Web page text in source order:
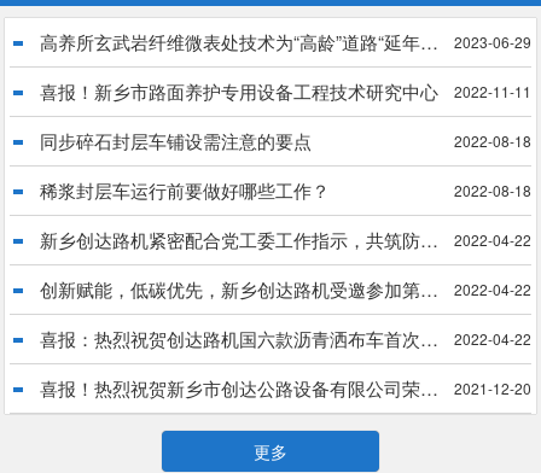
高养所玄武岩纤维微表处技术为“高龄”道路“延年益寿” 2023-06-29
喜报！新乡市路面养护专用设备工程技术研究中心 2022-11-11
同步碎石封层车铺设需注意的要点 2022-08-18
稀浆封层车运行前要做好哪些工作？ 2022-08-18
新乡创达路机紧密配合党工委工作指示，共筑防疫长城 2022-04-22
创新赋能，低碳优先，新乡创达路机受邀参加第34届中国乳化沥青技术大会 2022-04-22
喜报：热烈祝贺创达路机国六款沥青洒布车首次出口菲律宾 2022-04-22
喜报！热烈祝贺新乡市创达公路设备有限公司荣获“国家科技型中小企业”殊荣 2021-12-20
更多